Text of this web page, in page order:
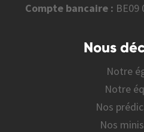
Compte bancaire : BE09
Nous
Notre
Notre
Nos
Nos